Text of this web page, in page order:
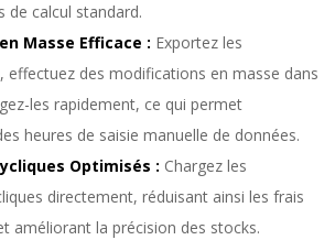
de calcul standard.
Masse Efficace : Exportez les
effectuez des modifications en masse dans
les rapidement, ce qui permet
heures de saisie manuelle de données.
Optimisés : Chargez les
directement, réduisant ainsi les frais
améliorant la précision des stocks.